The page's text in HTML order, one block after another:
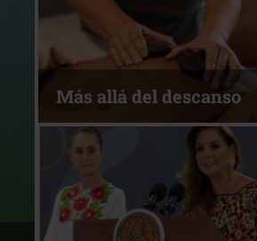
Más allá del descanso